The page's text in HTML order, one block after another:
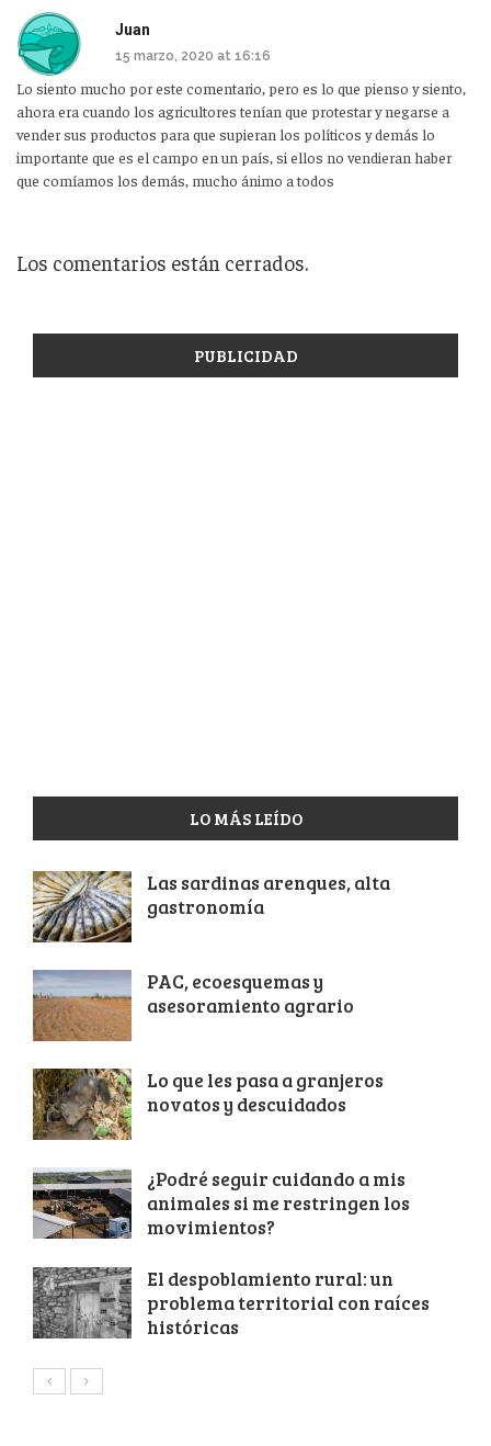
Juan
15 marzo, 2020 at 16:16
Lo siento mucho por este comentario, pero es lo que pienso y siento,
ahora era cuando los agricultores tenían que protestar y negarse a
vender sus productos para que supieran los políticos y demás lo
importante que es el campo en un país, si ellos no vendieran haber
que comíamos los demás, mucho ánimo a todos
Los comentarios están cerrados.
PUBLICIDAD
LO MÁS LEÍDO
Las sardinas arenques, alta
gastronomía
PAC, ecoesquemas y
asesoramiento agrario
Lo que les pasa a granjeros
novatos y descuidados
¿Podré seguir cuidando a mis
animales si me restringen los
movimientos?
El despoblamiento rural: un
problema territorial con raíces
históricas